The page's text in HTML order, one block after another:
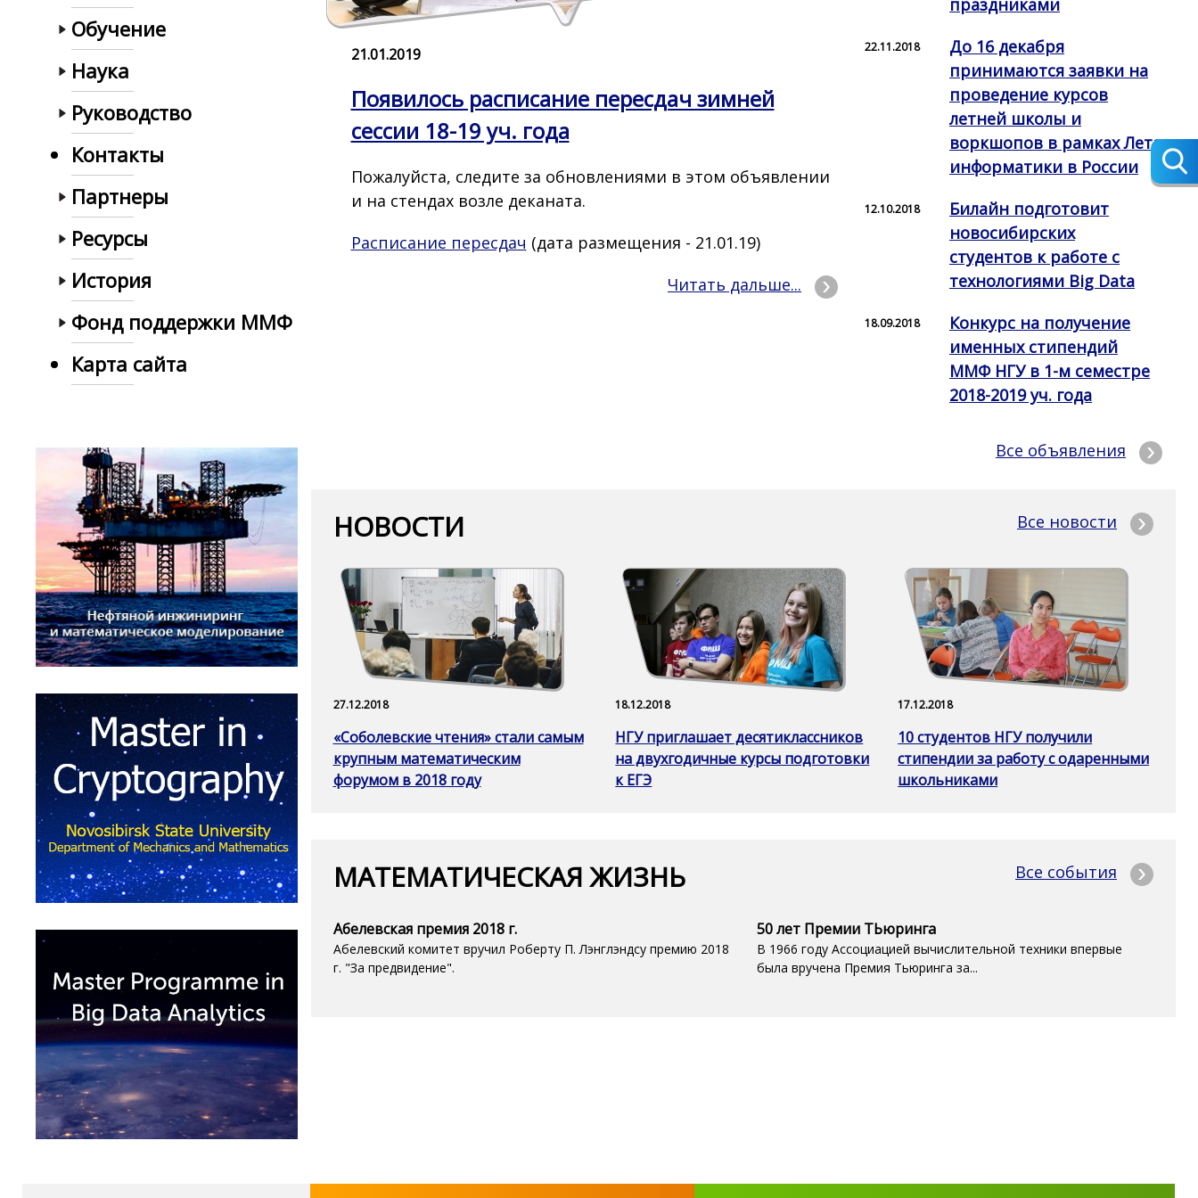
Обучение
Наука
Руководство
Контакты
Партнеры
Ресурсы
История
Фонд поддержки ММФ
Карта сайта
21.01.2019
Появилось расписание пересдач зимней
сессии 18-19 уч. года
Пожалуйста, следите за обновлениями в этом объявлении
и на стендах возле деканата.
Расписание пересдач (дата размещения - 21.01.19)
Читать дальше...
праздниками
22.11.2018
До 16 декабря
принимаются заявки на
проведение курсов
летней школы и
воркшопов в рамках Лета
информатики в России
12.10.2018
Билайн подготовит
новосибирских
студентов к работе с
технологиями Big Data
18.09.2018
Конкурс на получение
именных стипендий
ММФ НГУ в 1-м семестре
2018-2019 уч. года
Все объявления
НОВОСТИ Все новости
27.12.2018
«Соболевские чтения» стали самым
крупным математическим
форумом в 2018 году
18.12.2018
НГУ приглашает десятиклассников
на двухгодичные курсы подготовки
к ЕГЭ
17.12.2018
10 студентов НГУ получили
стипендии за работу с одаренными
школьниками
МАТЕМАТИЧЕСКАЯ ЖИЗНЬ Все события
Абелевская премия 2018 г.
Абелевский комитет вручил Роберту П. Лэнглэндсу премию 2018
г. "За предвидение".
50 лет Премии ТЬюринга
В 1966 году Ассоциацией вычислительной техники впервые
была вручена Премия Тьюринга за...